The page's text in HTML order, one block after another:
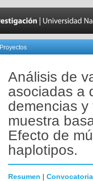
Proyectos
Análisis de
asociadas a
demencias
muestra
Efecto de
haplotipos.
Resumen | Convocatoria